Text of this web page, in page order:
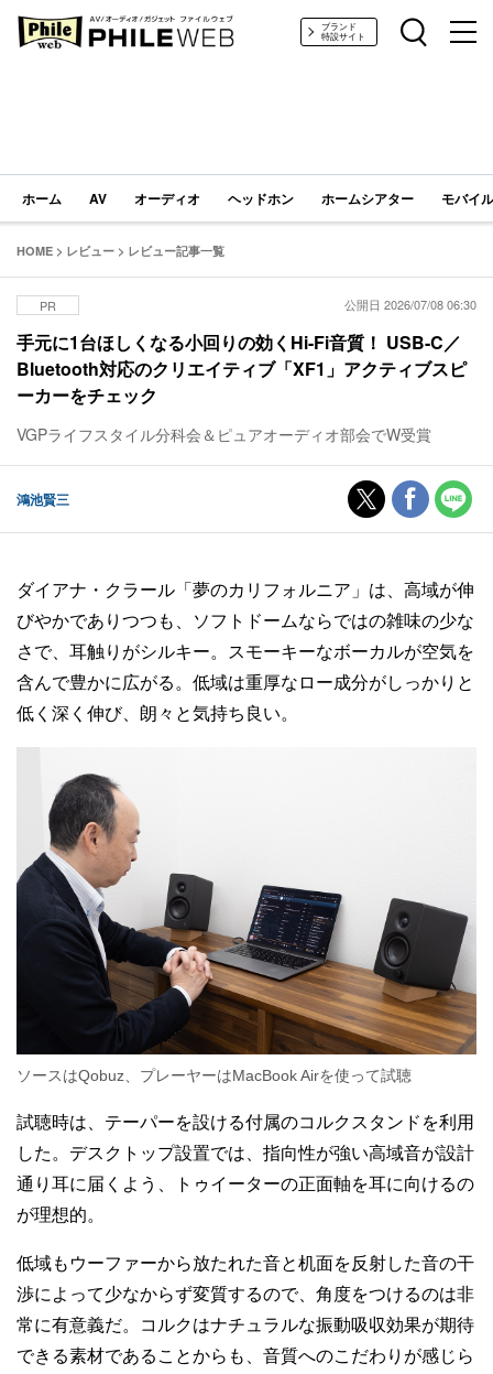
PHILE WEB｜AV/オーディオ/ガジェットブランド
特設サイト
ホーム AV オーディオ ヘッドホン ホームシアター モバイ
HOME > レビュー > レビュー記事一覧
PR 公開日 2026/07/08 06:30
手元に1台ほしくなる小回りの効くHi-Fi音質！ USB-C／
Bluetooth対応のクリエイティブ「XF1」アクティブスピ
ーカーをチェック
VGPライフスタイル分科会＆ピュアオーディオ部会でW受賞
鴻池賢三
ダイアナ・クラール「夢のカリフォルニア」は、高域が伸
びやかでありつつも、ソフトドームならではの雑味の少な
さで、耳触りがシルキー。スモーキーなボーカルが空気を
含んで豊かに広がる。低域は重厚なロー成分がしっかりと
低く深く伸び、朗々と気持ち良い。
ソースはQobuz、プレーヤーはMacBook Airを使って試聴
試聴時は、テーパーを設ける付属のコルクスタンドを利用
した。デスクトップ設置では、指向性が強い高域音が設計
通り耳に届くよう、トゥイーターの正面軸を耳に向けるの
が理想的。
低域もウーファーから放たれた音と机面を反射した音の干
渉によって少なからず変質するので、角度をつけるのは非
常に有意義だ。コルクはナチュラルな振動吸収効果が期待
できる素材であることからも、音質へのこだわりが感じら